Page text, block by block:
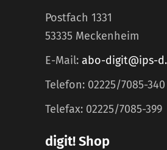
Postfach 1331
53335 Meckenheim
E-Mail: abo-digit@ips-
Telefon: 02225/7085-340
Telefax: 02225/7085-399
digit! Shop